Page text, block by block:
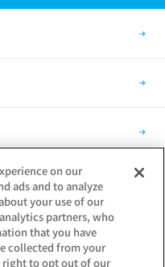
on our
ads and to analyze
your use of our
partners, who
that you have
collected from your
right to opt out of our